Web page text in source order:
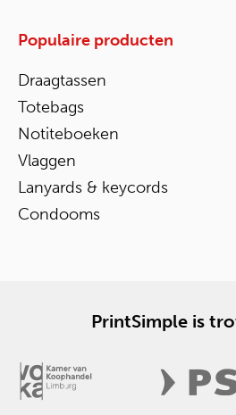
Populaire producten
Draagtassen
Totebags
Notiteboeken
Vlaggen
Lanyards & keycords
Condooms
PrintSimple is